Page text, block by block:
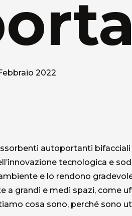
2022
autoportanti
tecnologica e
e lo rendono
grandi e medi spazi, come
cosa sono, perché sono